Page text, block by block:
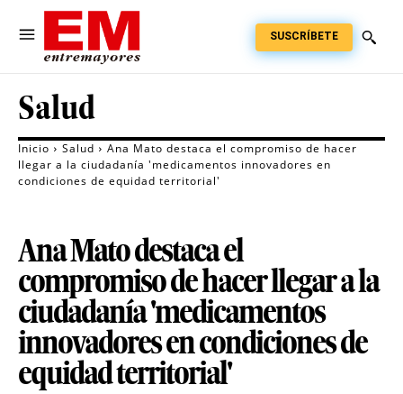
SUSCRÍBETE
Salud
Inicio Salud
Ana Mato destaca el compromiso de hacer
llegar a la ciudadanía 'medicamentos innovadores en
condiciones de equidad territorial'
Ana Mato destaca el
compromiso de hacer llegar a la
ciudadanía 'medicamentos
innovadores en condiciones de
equidad territorial'